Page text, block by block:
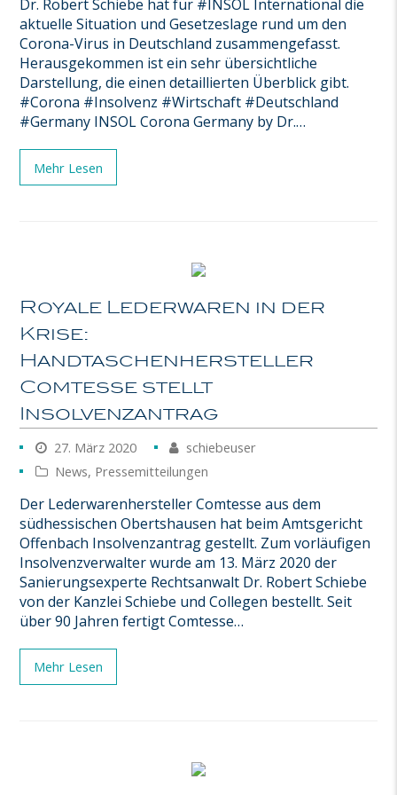
Dr. Robert Schiebe hat für #INSOL International die
aktuelle Situation und Gesetzeslage rund um den
Corona-Virus in Deutschland zusammengefasst.
Herausgekommen ist ein sehr übersichtliche
Darstellung, die einen detaillierten Überblick gibt.
#Corona #Insolvenz #Wirtschaft #Deutschland
#Germany INSOL Corona Germany by Dr.…
Mehr Lesen
Royale Lederwaren in der
Krise:
Handtaschenhersteller
Comtesse stellt
Insolvenzantrag
27. März 2020
schiebeuser
News, Pressemitteilungen
Der Lederwarenhersteller Comtesse aus dem
südhessischen Obertshausen hat beim Amtsgericht
Offenbach Insolvenzantrag gestellt. Zum vorläufigen
Insolvenzverwalter wurde am 13. März 2020 der
Sanierungsexperte Rechtsanwalt Dr. Robert Schiebe
von der Kanzlei Schiebe und Collegen bestellt. Seit
über 90 Jahren fertigt Comtesse…
Mehr Lesen